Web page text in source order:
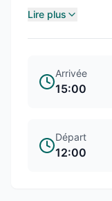
Lire plus
Arrivée
15:00
Départ
12:00